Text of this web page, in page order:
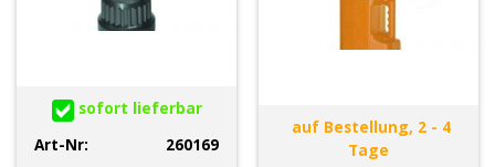
sofort lieferbar
Art-Nr:
260169
auf Bestellung, 2 - 4
Tage